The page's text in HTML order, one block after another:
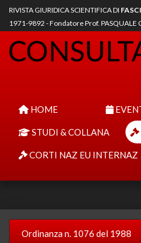
RIVISTA GIURIDICA SCIENTIFICA DI
1971-9892 - Fondatore Prof. PASQUALE
HOME
STUDI & COLLANA
CORTI NAZ EU INTERNAZ
Ordinanza n. 1076 del 1988